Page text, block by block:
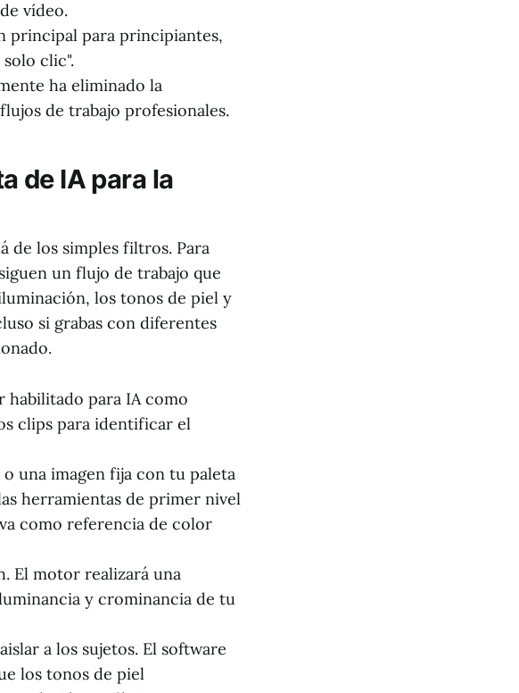
vídeo.
principal para principiantes,
clic".
ha eliminado la
de trabajo profesionales.
de IA para la
de los simples filtros. Para
un flujo de trabajo que
los tonos de piel y
si grabas con diferentes
habilitado para IA como
clips para identificar el
una imagen fija con tu paleta
herramientas de primer nivel
como referencia de color
El motor realizará una
y crominancia de tu
a los sujetos. El software
los tonos de piel